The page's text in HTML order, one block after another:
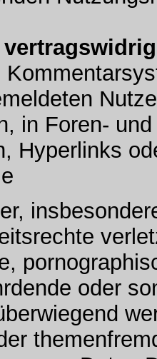
in Foren-
Hyperlinks
oder